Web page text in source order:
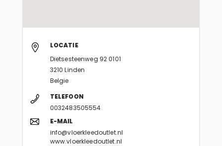
LOCATIE
Dietsesteenweg 92 0101
3210 Linden
Belgie
TELEFOON
0032483505554
E-MAIL
info@vloerkleedoutlet.nl
www.vloerkleedoutlet.nl